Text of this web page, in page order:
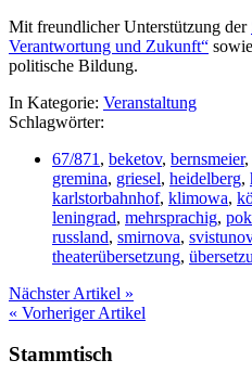
Mit freundlicher Unterstützung der
Verantwortung und Zukunft“
politische Bildung.
In Kategorie: Veranstaltung
Schlagwörter:
67/871 , beketov, bernsmeier,
gremina, griesel, heidelberg,
karlstorbahnhof, klimowa,
leningrad, mehrsprachig,
russland, smirnova,
theaterübersetzung,
Nächster Artikel »
« Vorheriger Artikel
Stammtisch